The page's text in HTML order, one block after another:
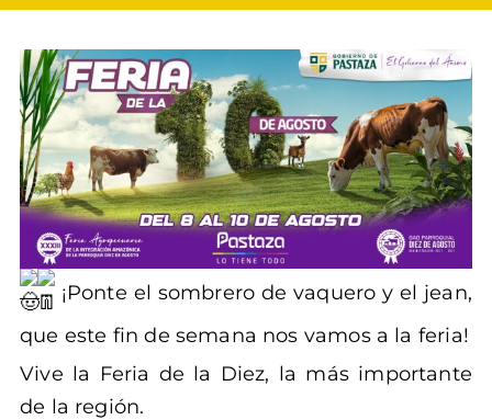
¡Ponte el sombrero de vaquero y el jean,
que este fin de semana nos vamos a la feria!
Vive la Feria de la Diez, la más importante
de la región.